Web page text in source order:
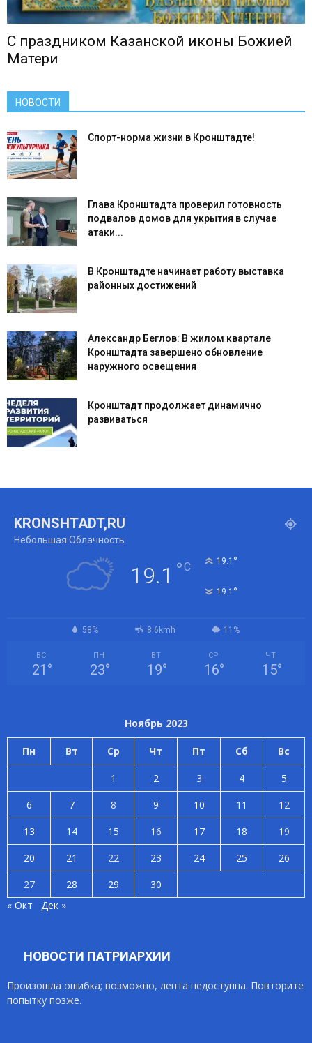
С праздником Казанской иконы Божией
Матери
НОВОСТИ
Спорт-норма жизни в Кронштадте!
Глава Кронштадта проверил готовность
подвалов домов для укрытия в случае
атаки...
В Кронштадте начинает работу выставка
районных достижений
Александр Беглов: В жилом квартале
Кронштадта завершено обновление
наружного освещения
Кронштадт продолжает динамично
развиваться
KRONSHTADT,RU
Небольшая Облачность
19.1 °C 19.1 °
19.1 °
58% 8.6kmh 11%
ВС
21 °
ПН
23°
ВТ
19°
СР
16°
ЧТ
15°
Ноябрь 2023
Пн Вт Ср Чт Пт Сб Вс
1 2 3 4
5
6
7 8 9 10 11
12
13
14 15 16 17 18
19
20
21 22 23 24 25
26
27
28 29
30
« Окт
Дек »
НОВОСТИ ПАТРИАРХИИ
Произошла ошибка; возможно, лента недоступна. Повторите
попытку позже.